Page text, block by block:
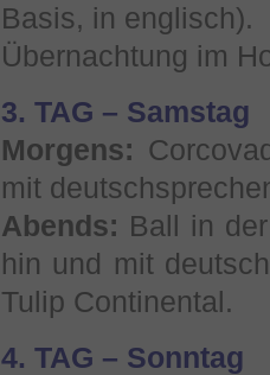
Basis, in englisch).
Übernachtung im
3. TAG – Samstag
Morgens:
mit
Abends: Ball in
hin und mit
Tulip Continental.
4. TAG – Sonntag